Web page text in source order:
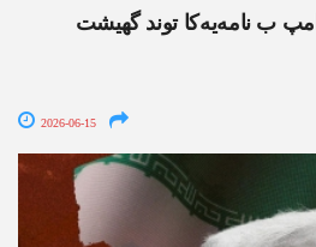
ب نامەیەکا توند گھیشت
2026-06-15